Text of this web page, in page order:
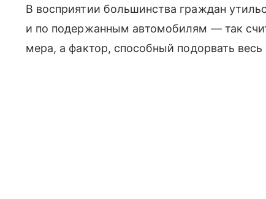
В восприятии большинства граждан
и по подержанным автомобилям — так
мера, а фактор, способный подорвать